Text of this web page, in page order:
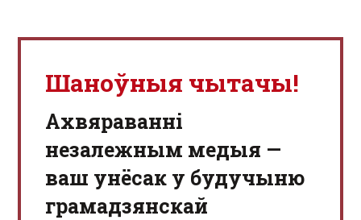
Шаноўныя чытачы!
Aхвяраванні
незалежным медыя —
ваш унёсак у будучыню
грамадзянскай